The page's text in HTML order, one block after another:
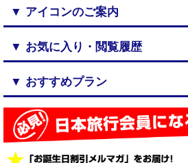
▼ アイコンのご案内
▼ お気に入り・閲覧履歴
▼ おすすめプラン